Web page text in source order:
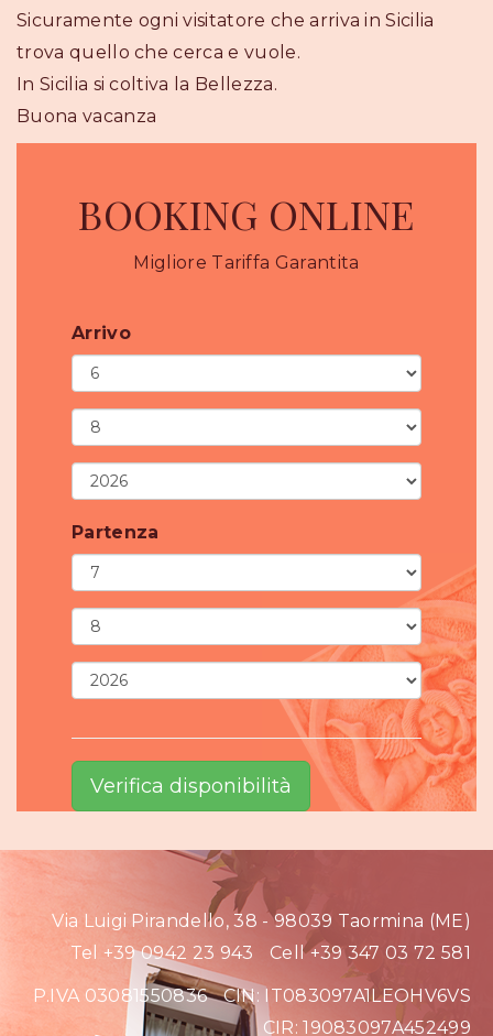
Sicuramente ogni visitatore che arriva in Sicilia
trova quello che cerca e vuole.
In Sicilia si coltiva la Bellezza.
Buona vacanza
BOOKING ONLINE
Migliore Tariffa Garantita
Arrivo
Partenza
Via Luigi Pirandello, 38 - 98039 Taormina (ME)
Tel +39 0942 23 943
Cell +39 347 03 72 581
P.IVA 03081550836
CIN: IT083097A1LEOHV6VS
CIR: 19083097A452499